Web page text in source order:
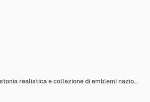
Bandiera dell'estonia realistica e collezione di emblemi nazionali